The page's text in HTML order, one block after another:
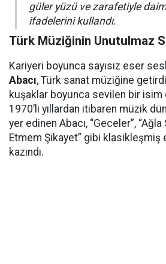
güler yüzü ve zarafetiyle
ifadelerini kullandı.
Türk Müziğinin Unutulmaz
Kariyeri boyunca sayısız eser
Abacı, Türk sanat müziğine
kuşaklar boyunca sevilen bir isim
1970’li yıllardan itibaren müzik
yer edinen Abacı, “Geceler”,
Etmem Şikayet” gibi klasikleşmiş
kazındı.